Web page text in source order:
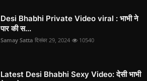
Desi Bhabhi Private Video viral : भाभी ने
पार की स...
Samay Satta दिसंबर 29, 2024 10540
Latest Desi Bhabhi Sexy Video: देसी भाभी